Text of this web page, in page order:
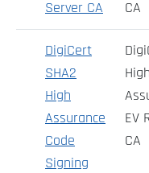
Server CA
CA
DigiCert
SHA2
High
Assurance
Code
Signing
High
EV
CA